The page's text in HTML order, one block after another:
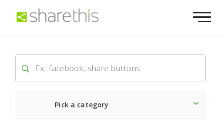
Pick a category